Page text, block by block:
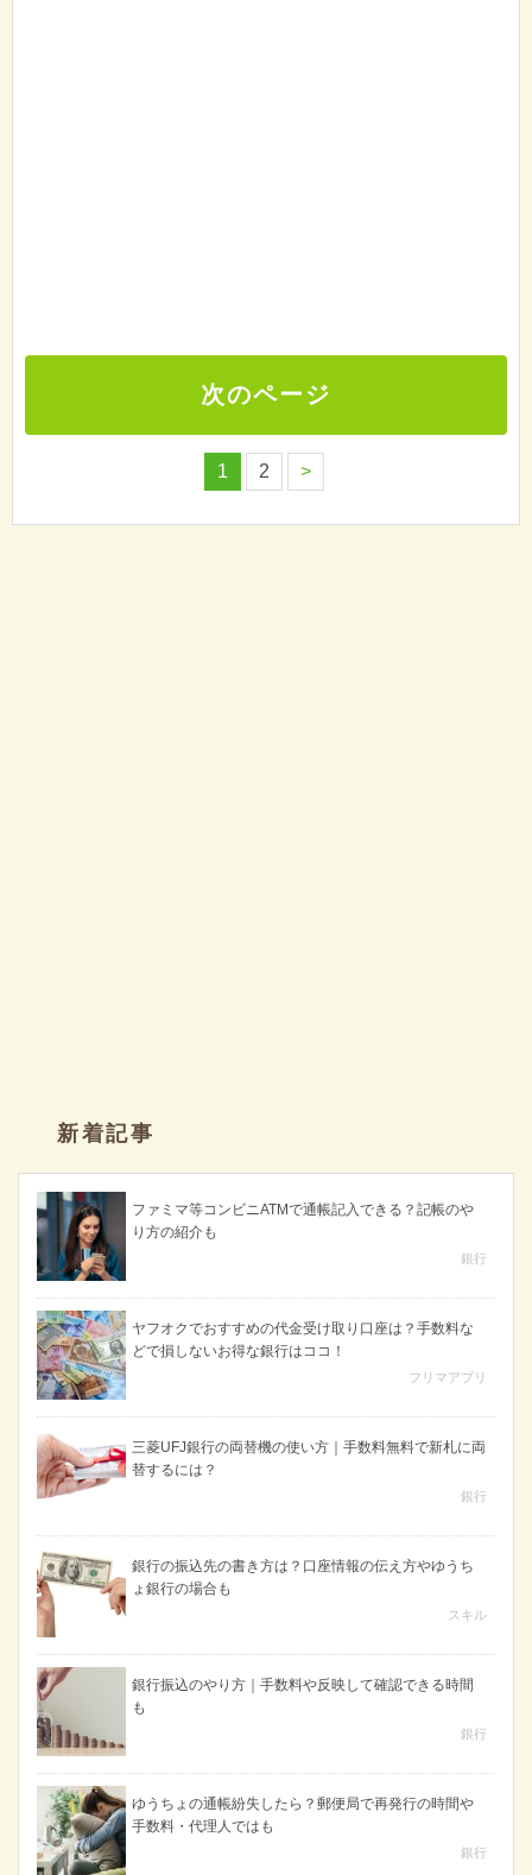
次のページ
1 2 >
新着記事
ファミマ等コンビニATMで通帳記入できる？記帳のや
り方の紹介も
銀行
ヤフオクでおすすめの代金受け取り口座は？手数料な
どで損しないお得な銀行はココ！
フリマアプリ
三菱UFJ銀行の両替機の使い方｜手数料無料で新札に両
替するには？
銀行
銀行の振込先の書き方は？口座情報の伝え方やゆうち
ょ銀行の場合も
スキル
銀行振込のやり方｜手数料や反映して確認できる時間
も
銀行
ゆうちょの通帳紛失したら？郵便局で再発行の時間や
手数料・代理人ではも
銀行